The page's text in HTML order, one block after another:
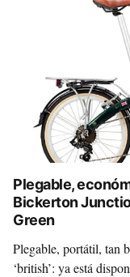
Plegable,
Bickerton
Green
Plegable, portátil, tan
‘british’: ya está